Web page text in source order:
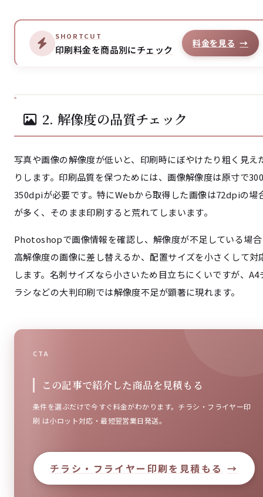
SHORTCUT
印刷料金を商品別にチェック
料金を見る →
2. 解像度の品質チェック
写真や画像の解像度が低いと、印刷時にぼやけたり粗く見え
りします。印刷品質を保つためには、画像解像度は原寸で
350dpiが必要です。特にWebから取得した画像は72dpiの場
が多く、そのまま印刷すると荒れてしまいます。
Photoshopで画像情報を確認し、解像度が不足している場
高解像度の画像に差し替えるか、配置サイズを小さくして対
します。名刺サイズなら小さいため目立ちにくいですが、A4
ラシなどの大判印刷では解像度不足が顕著に現れます。
CTA
この記事で紹介した商品を見積もる
条件を選ぶだけで今すぐ料金がわかります。チラシ・フライヤー印
刷 は小ロット対応・最短翌営業日発送。
チラシ・フライヤー印刷を見積もる →